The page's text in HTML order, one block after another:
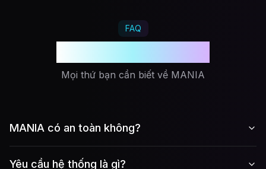
FAQ
Mọi thứ bạn cần biết về MANIA
MANIA có an toàn không?
Yêu cầu hệ thống là gì?